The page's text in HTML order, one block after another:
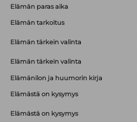
Elämän paras aika
Elämän tarkoitus
Elämän tärkein valinta
Elämän tärkein valinta
Elämänilon ja huumorin kirja
Elämästä on kysymys
Elämästä on kysymys